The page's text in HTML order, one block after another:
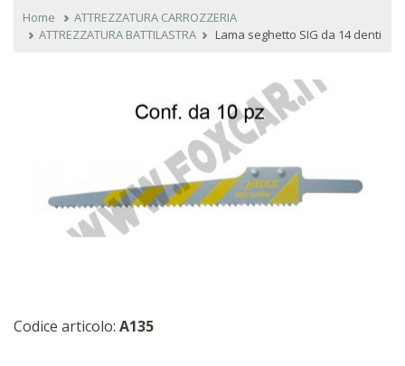
Home
ATTREZZATURA CARROZZERIA
ATTREZZATURA BATTILASTRA
Lama seghetto SIG da 14 denti
Codice articolo: A135